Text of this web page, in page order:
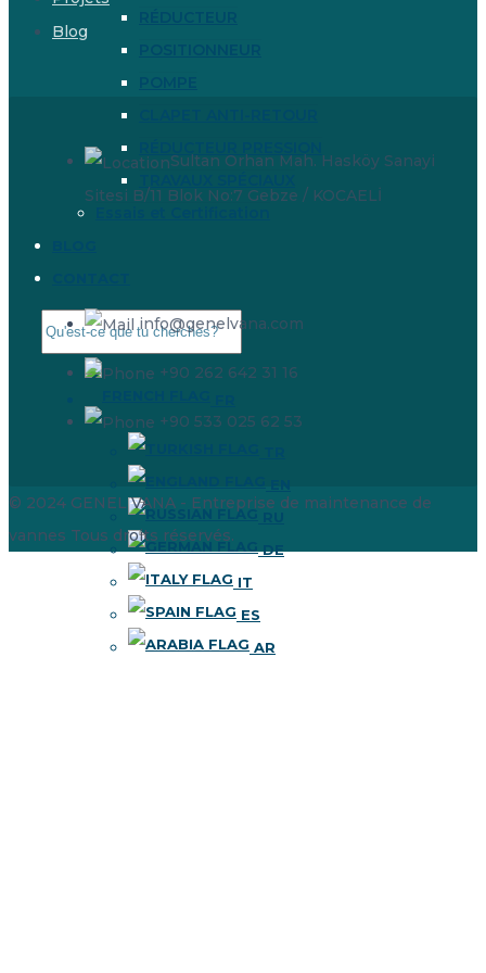
DE
IT
ES
AR
Blog
Sultan Orhan Mah. Hasköy Sanayi
Sitesi B/11 Blok No:7 Gebze / KOCAELİ
info@genelvana.com
+90 262 642 31 16
+90 533 025 62 53
© 2024 GENEL VANA - Entreprise de maintenance de
vannes Tous droits réservés.